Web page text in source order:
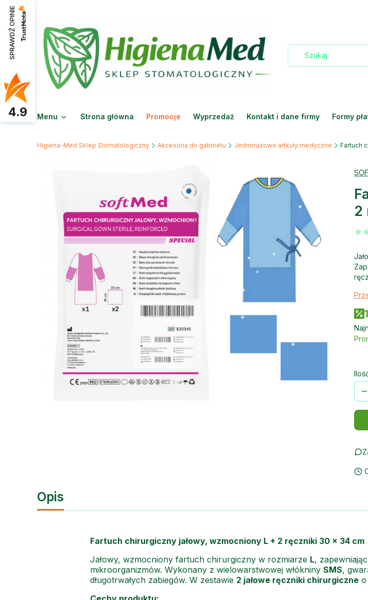
Menu Strona główna Promocje Wyprzedaż Kontakt i dane firmy Formy
Higiena-Med Sklep Stomatologiczny Akcesoria do gabinetu Jednorazowe artkuły medyczne Fartuch
2
Opis
Fartuch chirurgiczny jałowy, wzmocniony L + 2 ręczniki 30 × 34 cm
Jałowy, wzmocniony fartuch chirurgiczny w rozmiarze L,
mikroorganizmów. Wykonany z wielowarstwowej włókniny SMS,
długotrwałych zabiegów. W zestawie 2 jałowe ręczniki chirurgiczneo
SPRAWDŹ OPINIE
4.9